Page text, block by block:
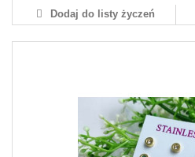
Dodaj do listy życzeń